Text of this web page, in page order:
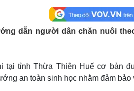
Thể thao
Lịch thi đấu bóng đá
Hậu trường
Văn hóa
dẫn người dân chăn nuôi
tại tỉnh Thừa Thiên Huế cơ bản
an toàn sinh học nhằm đảm bảo